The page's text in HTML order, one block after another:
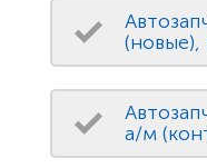
а/м